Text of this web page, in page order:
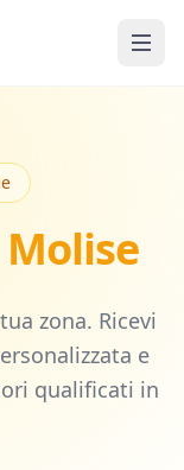
Molise
zona. Ricevi
e
qualificati in